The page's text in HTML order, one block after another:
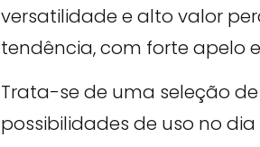
versatilidade e alto valor
tendência, com forte apelo
Trata-se de uma seleção
possibilidades de uso no